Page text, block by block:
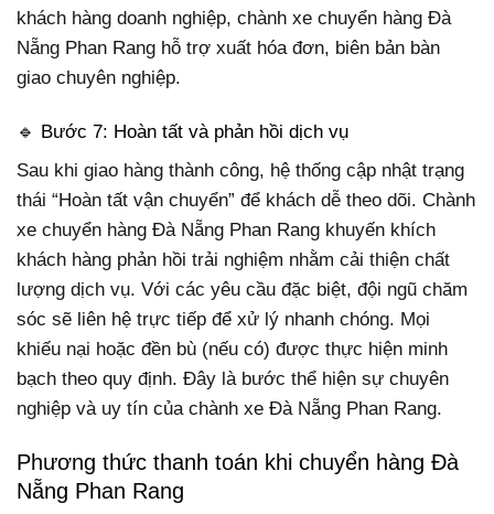
khách hàng doanh nghiệp, chành xe chuyển hàng Đà
Nẵng Phan Rang hỗ trợ xuất hóa đơn, biên bản bàn
giao chuyên nghiệp.
🔹 Bước 7: Hoàn tất và phản hồi dịch vụ
Sau khi giao hàng thành công, hệ thống cập nhật trạng
thái “Hoàn tất vận chuyển” để khách dễ theo dõi. Chành
xe chuyển hàng Đà Nẵng Phan Rang khuyến khích
khách hàng phản hồi trải nghiệm nhằm cải thiện chất
lượng dịch vụ. Với các yêu cầu đặc biệt, đội ngũ chăm
sóc sẽ liên hệ trực tiếp để xử lý nhanh chóng. Mọi
khiếu nại hoặc đền bù (nếu có) được thực hiện minh
bạch theo quy định. Đây là bước thể hiện sự chuyên
nghiệp và uy tín của chành xe Đà Nẵng Phan Rang.
Phương thức thanh toán khi chuyển hàng Đà
Nẵng Phan Rang